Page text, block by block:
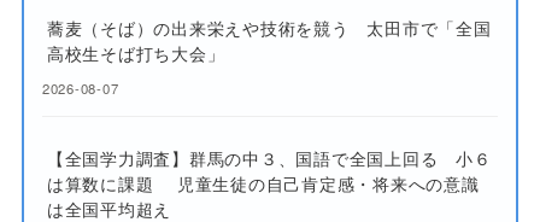
蕎麦（そば）の出来栄えや技術を競う 太田市で「全国
高校生そば打ち大会」
2026-08-07
【全国学力調査】群馬の中３、国語で全国上回る 小６
は算数に課題 児童生徒の自己肯定感・将来への意識
は全国平均超え